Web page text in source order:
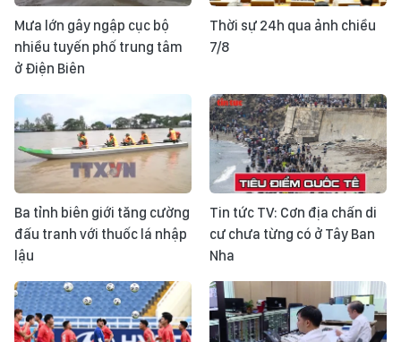
Mưa lớn gây ngập cục bộ
nhiều tuyến phố trung tâm
ở Điện Biên
Thời sự 24h qua ảnh chiều
7/8
Ba tỉnh biên giới tăng cường
đấu tranh với thuốc lá nhập
lậu
Tin tức TV: Cơn địa chấn di
cư chưa từng có ở Tây Ban
Nha